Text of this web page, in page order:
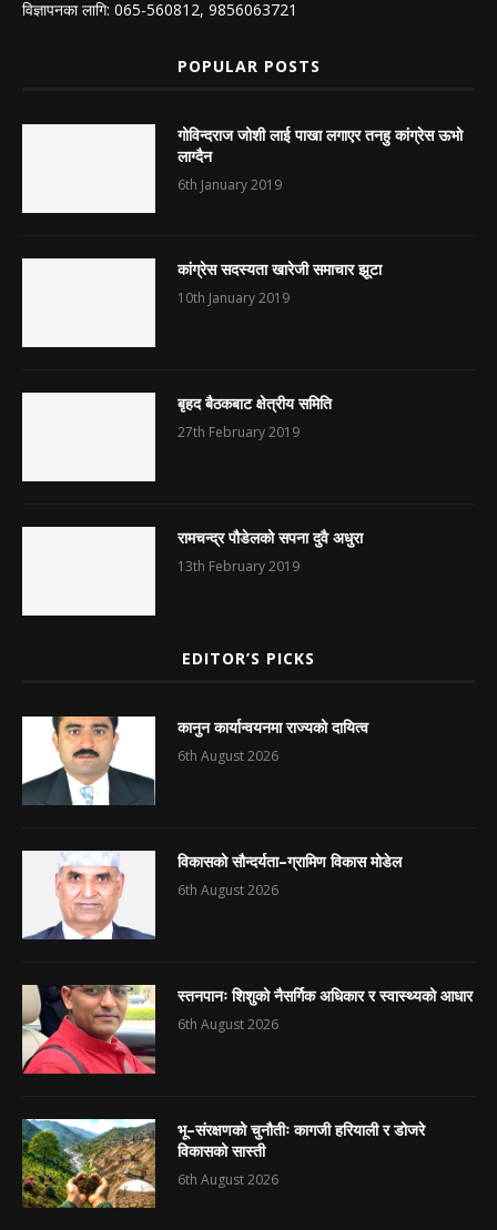
विज्ञापनका लागि: 065-560812, 9856063721
POPULAR POSTS
गोविन्दराज जोशी लाई पाखा लगाएर तनहु कांग्रेस ऊभो
लाग्दैन
6th January 2019
कांग्रेस सदस्यता खारेजी समाचार झूटा
10th January 2019
बृहद बैठकबाट क्षेत्रीय समिति
27th February 2019
रामचन्द्र पौडेलको सपना दुवै अधुरा
13th February 2019
EDITOR’S PICKS
कानुन कार्यान्वयनमा राज्यको दायित्व
6th August 2026
विकासको सौन्दर्यता–ग्रामिण विकास मोडेल
6th August 2026
स्तनपानः शिशुको नैसर्गिक अधिकार र स्वास्थ्यको आधार
6th August 2026
भू–संरक्षणको चुनौतीः कागजी हरियाली र डोजरे
विकासको सास्ती
6th August 2026